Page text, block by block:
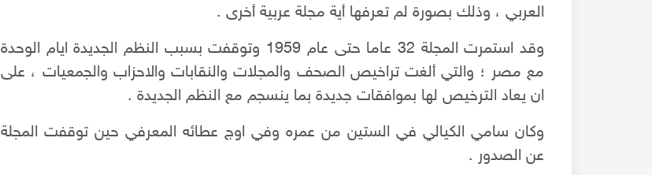
العربي ، وذلك بصورة لم تعرفها أية مجلة عربية أخرى .
وقد استمرت المجلة 32 عاما حتى عام 1959 وتوقفت بسبب النظم الجديدة ايام الوحدة
مع مصر ؛ والتي ألغت تراخيص الصحف والمجلات والنقابات والاحزاب والجمعيات ، على
ان يعاد الترخيص لها بموافقات جديدة بما ينسجم مع النظم الجديدة .
وكان سامي الكيالي في الستين من عمره وفي اوج عطائه المعرفي حين توقفت المجلة
عن الصدور .